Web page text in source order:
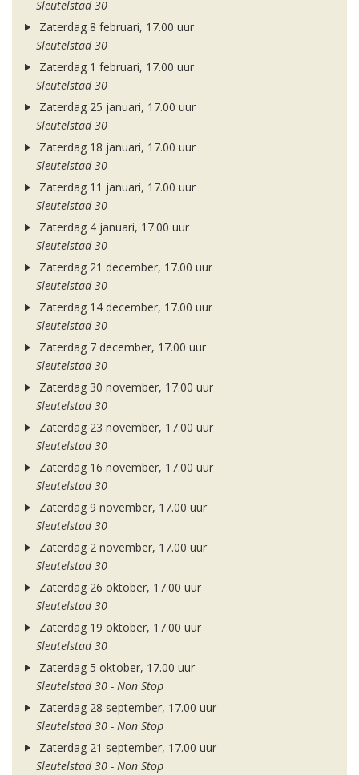
Sleutelstad 30
Zaterdag 8 februari, 17.00 uur
Sleutelstad 30
Zaterdag 1 februari, 17.00 uur
Sleutelstad 30
Zaterdag 25 januari, 17.00 uur
Sleutelstad 30
Zaterdag 18 januari, 17.00 uur
Sleutelstad 30
Zaterdag 11 januari, 17.00 uur
Sleutelstad 30
Zaterdag 4 januari, 17.00 uur
Sleutelstad 30
Zaterdag 21 december, 17.00 uur
Sleutelstad 30
Zaterdag 14 december, 17.00 uur
Sleutelstad 30
Zaterdag 7 december, 17.00 uur
Sleutelstad 30
Zaterdag 30 november, 17.00 uur
Sleutelstad 30
Zaterdag 23 november, 17.00 uur
Sleutelstad 30
Zaterdag 16 november, 17.00 uur
Sleutelstad 30
Zaterdag 9 november, 17.00 uur
Sleutelstad 30
Zaterdag 2 november, 17.00 uur
Sleutelstad 30
Zaterdag 26 oktober, 17.00 uur
Sleutelstad 30
Zaterdag 19 oktober, 17.00 uur
Sleutelstad 30
Zaterdag 5 oktober, 17.00 uur
Sleutelstad 30 - Non Stop
Zaterdag 28 september, 17.00 uur
Sleutelstad 30 - Non Stop
Zaterdag 21 september, 17.00 uur
Sleutelstad 30 - Non Stop